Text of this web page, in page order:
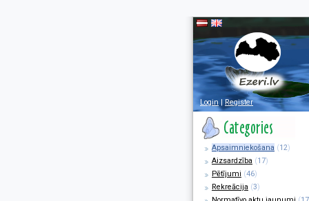
Login |Register
Apsaimniekošana (12)
Aizsardzība (17)
Pētījumi (46)
Rekreācija (3)